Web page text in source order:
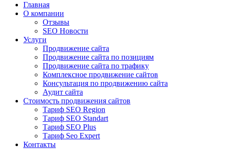
Главная
О компании
Отзывы
SEO Новости
Услуги
Продвижение сайта
Продвижение сайта по позициям
Продвижение сайта по трафику
Комплексное продвижение сайтов
Консультация по продвижению сайта
Аудит сайта
Стоимость продвижения сайтов
Тариф SEO Region
Тариф SEO Standart
Тариф SEO Plus
Тариф Seo Expert
Контакты